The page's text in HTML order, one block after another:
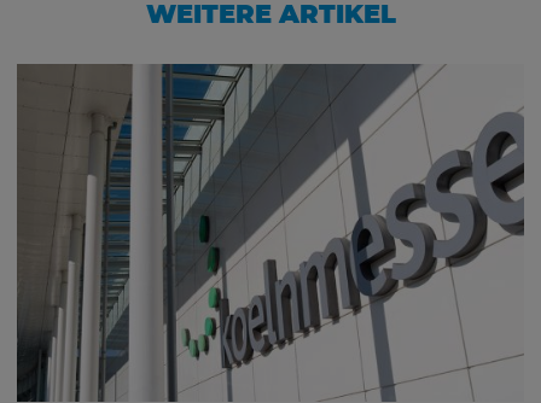
WEITERE ARTIKEL